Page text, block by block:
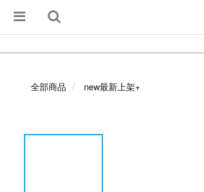
全部商品 new最新上架+